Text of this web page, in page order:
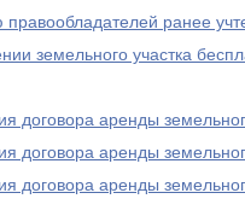
ранее
земельного участка
договора аренды
договора аренды
договора аренды